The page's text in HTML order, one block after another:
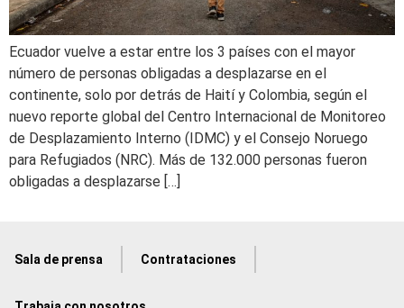
Ecuador vuelve a estar entre los 3 países con el mayor
número de personas obligadas a desplazarse en el
continente, solo por detrás de Haití y Colombia, según el
nuevo reporte global del Centro Internacional de Monitoreo
de Desplazamiento Interno (IDMC) y el Consejo Noruego
para Refugiados (NRC). Más de 132.000 personas fueron
obligadas a desplazarse […]
Sala de prensa Contrataciones